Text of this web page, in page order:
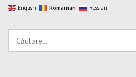
English Romanian Russian